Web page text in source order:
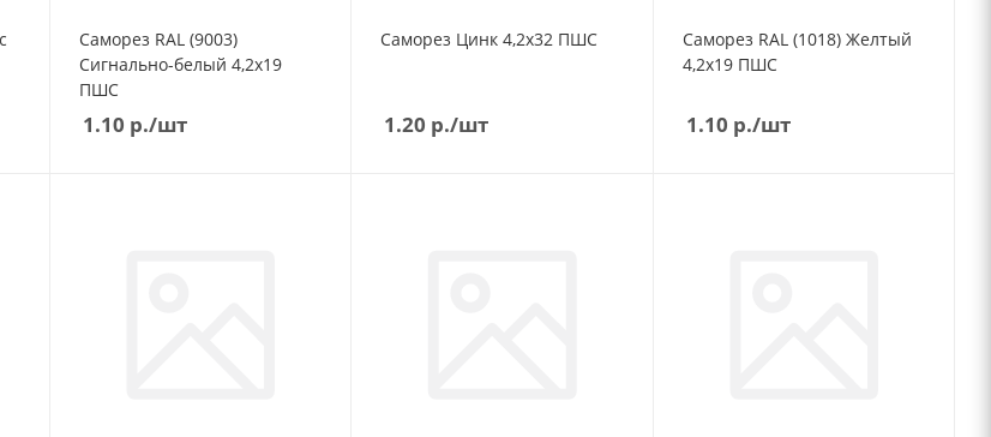
Саморез RAL (9003)
Сигнально-белый 4,2х19
ПШС
1.10 р./шт
Саморез Цинк 4,2х32 ПШС
1.20 р./шт
Саморез RAL (1018) Желтый
4,2х19 ПШС
1.10 р./шт